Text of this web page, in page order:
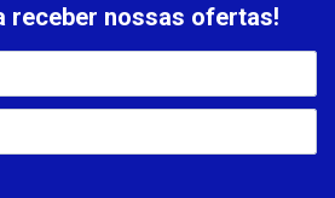
receber nossas ofertas!